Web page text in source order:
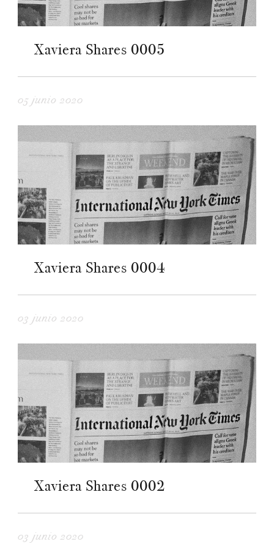
Xaviera Shares 0005
05 junio 2020
Xaviera Shares 0004
03 junio 2020
Xaviera Shares 0002
03 junio 2020